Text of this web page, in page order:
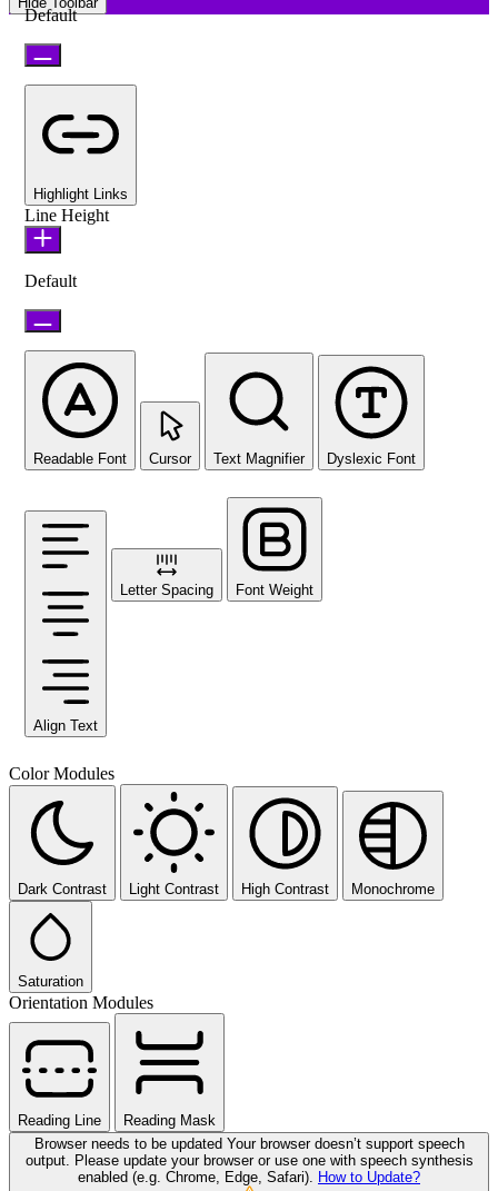
Default
Highlight Links
Line Height
Default
Readable Font Cursor Text Magnifier Dyslexic Font
Align Text
Letter Spacing Font Weight
Color Modules
Dark Contrast Light Contrast High Contrast Monochrome
Saturation
Orientation Modules
Reading Line
Reading Mask
Browser needs to be updated Your browser doesn’t support speech
output. Please update your browser or use one with speech synthesis
enabled (e.g. Chrome, Edge, Safari). How to Update?